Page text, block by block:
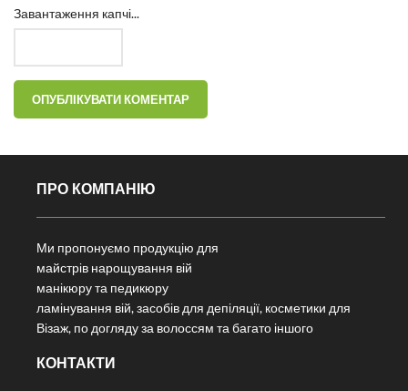
Завантаження капчі...
ПРО КОМПАНІЮ
Ми пропонуємо продукцію для
майстрів нарощування вій
манікюру та педикюру
ламінування вій, засобів для депіляції, косметики для
Візаж, по догляду за волоссям та багато іншого
КОНТАКТИ